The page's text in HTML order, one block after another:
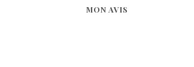
MON AVIS